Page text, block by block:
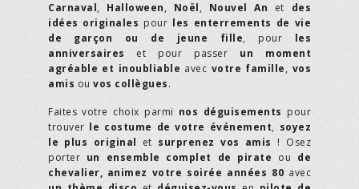
Carnaval, Halloween, Noël, Nouvel An et des
idées originales pour les enterrements de vie
de garçon ou de jeune fille, pour les
anniversaires et pour passer un moment
agréable et inoubliable avec votre famille, vos
amis ou vos collègues.
Faites votre choix parmi nos déguisements pour
trouver le costume de votre événement, soyez
le plus original et surprenez vos amis ! Osez
porter un ensemble complet de pirate ou de
chevalier, animez votre soirée années 80 avec